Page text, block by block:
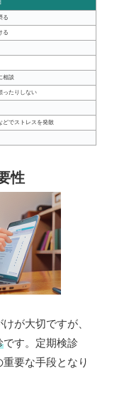
る
る
相談
ったりしない
どでストレスを発散
性
が大切ですが、
です。定期検診
要な手段となり